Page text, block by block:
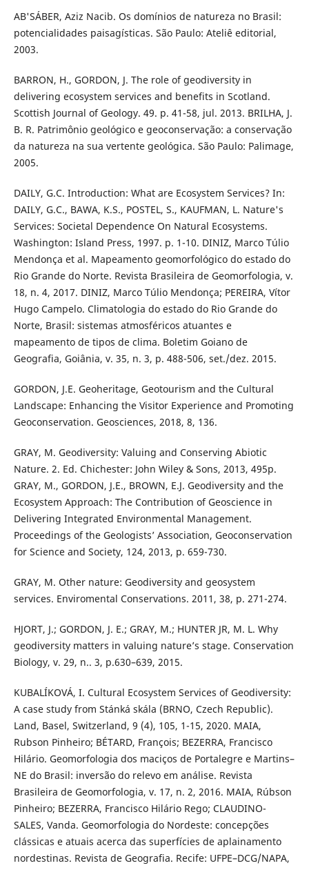
AB'SÁBER, Aziz Nacib. Os domínios de natureza no Brasil:
potencialidades paisagísticas. São Paulo: Ateliê editorial,
2003.
BARRON, H., GORDON, J. The role of geodiversity in
delivering ecosystem services and benefits in Scotland.
Scottish Journal of Geology. 49. p. 41-58, jul. 2013. BRILHA, J.
B. R. Patrimônio geológico e geoconservação: a conservação
da natureza na sua vertente geológica. São Paulo: Palimage,
2005.
DAILY, G.C. Introduction: What are Ecosystem Services? In:
DAILY, G.C., BAWA, K.S., POSTEL, S., KAUFMAN, L. Nature's
Services: Societal Dependence On Natural Ecosystems.
Washington: Island Press, 1997. p. 1-10. DINIZ, Marco Túlio
Mendonça et al. Mapeamento geomorfológico do estado do
Rio Grande do Norte. Revista Brasileira de Geomorfologia, v.
18, n. 4, 2017. DINIZ, Marco Túlio Mendonça; PEREIRA, Vítor
Hugo Campelo. Climatologia do estado do Rio Grande do
Norte, Brasil: sistemas atmosféricos atuantes e
mapeamento de tipos de clima. Boletim Goiano de
Geografia, Goiânia, v. 35, n. 3, p. 488-506, set./dez. 2015.
GORDON, J.E. Geoheritage, Geotourism and the Cultural
Landscape: Enhancing the Visitor Experience and Promoting
Geoconservation. Geosciences, 2018, 8, 136.
GRAY, M. Geodiversity: Valuing and Conserving Abiotic
Nature. 2. Ed. Chichester: John Wiley & Sons, 2013, 495p.
GRAY, M., GORDON, J.E., BROWN, E.J. Geodiversity and the
Ecosystem Approach: The Contribution of Geoscience in
Delivering Integrated Environmental Management.
Proceedings of the Geologists’ Association, Geoconservation
for Science and Society, 124, 2013, p. 659-730.
GRAY, M. Other nature: Geodiversity and geosystem
services. Enviromental Conservations. 2011, 38, p. 271-274.
HJORT, J.; GORDON, J. E.; GRAY, M.; HUNTER JR, M. L. Why
geodiversity matters in valuing nature’s stage. Conservation
Biology, v. 29, n.. 3, p.630–639, 2015.
KUBALÍKOVÁ, I. Cultural Ecosystem Services of Geodiversity:
A case study from Stánká skála (BRNO, Czech Republic).
Land, Basel, Switzerland, 9 (4), 105, 1-15, 2020. MAIA,
Rubson Pinheiro; BÉTARD, François; BEZERRA, Francisco
Hilário. Geomorfologia dos maciços de Portalegre e Martins–
NE do Brasil: inversão do relevo em análise. Revista
Brasileira de Geomorfologia, v. 17, n. 2, 2016. MAIA, Rúbson
Pinheiro; BEZERRA, Francisco Hilário Rego; CLAUDINO-
SALES, Vanda. Geomorfologia do Nordeste: concepções
clássicas e atuais acerca das superfícies de aplainamento
nordestinas. Revista de Geografia. Recife: UFPE–DCG/NAPA,